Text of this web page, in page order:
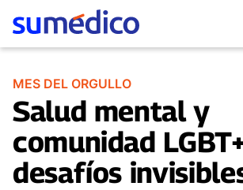
MES DEL ORGULLO
Salud mental y
comunidad
desafíos